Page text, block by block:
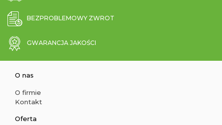
BEZPROBLEMOWY ZWROT
GWARANCJA JAKOŚCI
O nas
O firmie
Kontakt
Oferta